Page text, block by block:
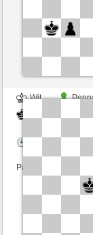
Wit
Speelduur: 3
Partij telt mee voor